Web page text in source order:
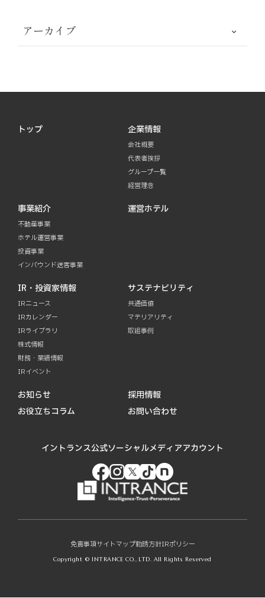
アーカイブ
トップ 企業情報
会社概要
代表者挨拶
グループ一覧
経営理念
事業紹介
不動産事業
ホテル運営事業
投資事業
インバウンド送客事業
運営ホテル
IR・投資家情報
IRニュース
IRカレンダー
IRライブラリ
株式情報
財務・業績情報
IRイベント
サステナビリティ
共通価値
マテリアリティ
取組事例
お知らせ
お役立ちコラム
採用情報
お問い合わせ
イントランス公式ソーシャルメディアアカウント
免責事項サイトマップ勧誘方針IRポリシー
Copyright © INTRANCE CO., LTD. All Rights Reserved